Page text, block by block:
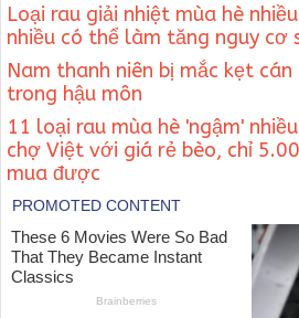
Loại rau giải nhiệt mùa hè
nhiều có thể làm tăng nguy cơ
Nam thanh niên bị mắc kẹt
trong hậu môn
11 loại rau mùa hè 'ngậm'
chợ Việt với giá rẻ bèo, chỉ
mua được